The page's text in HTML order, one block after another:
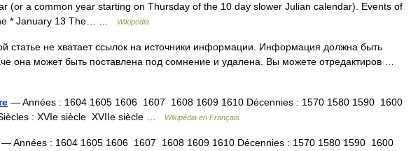
(or a common year starting on Thursday of the 10 day slower Julian calendar). Events of
* January 13 The… …
Wikipedia
статье не хватает ссылок на источники информации. Информация должна быть
она может быть поставлена под сомнение и удалена. Вы можете отредактиров …
— Années : 1604 1605 1606 1607 1608 1609 1610 Décennies : 1570 1580 1590 1600
: XVIe siècle XVIIe siècle …
Wikipédia en Français
— Années : 1604 1605 1606 1607 1608 1609 1610 Décennies : 1570 1580 1590 1600